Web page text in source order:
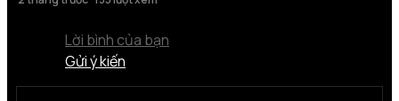
Lời bình của bạn
Gửi ý kiến